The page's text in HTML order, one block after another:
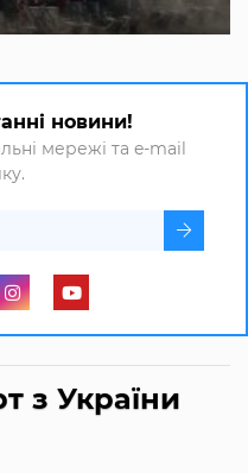
новини!
мережі та e-mail
з України